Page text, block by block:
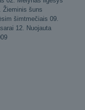
Žieminis šuns
šimtmečiais 09.
12. Nuojauta